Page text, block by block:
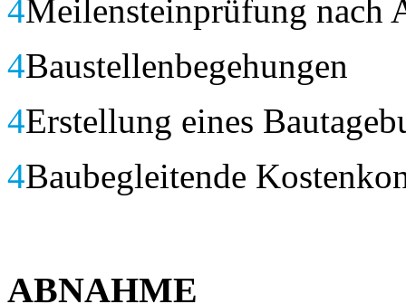
4Meilensteinprüfung nach
4Baustellenbegehungen
4Erstellung eines
4Baubegleitende
ABNAHME